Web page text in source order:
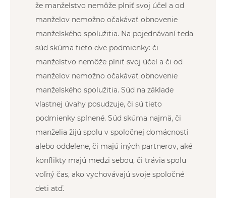
že manželstvo nemôže plniť svoj účel a od
manželov nemožno očakávať obnovenie
manželského spolužitia. Na pojednávaní teda
súd skúma tieto dve podmienky: či
manželstvo nemôže plniť svoj účel a či od
manželov nemožno očakávať obnovenie
manželského spolužitia. Súd na základe
vlastnej úvahy posudzuje, či sú tieto
podmienky splnené. Súd skúma najmä, či
manželia žijú spolu v spoločnej domácnosti
alebo oddelene, či majú iných partnerov, aké
konflikty majú medzi sebou, či trávia spolu
voľný čas, ako vychovávajú svoje spoločné
deti atď.